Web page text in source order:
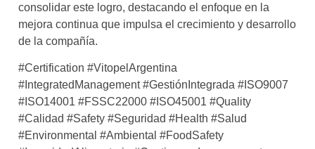
consolidar este logro, destacando el enfoque en la
mejora continua que impulsa el crecimiento y desarrollo
de la compañía.
#Certification #VitopelArgentina
#IntegratedManagement #GestiónIntegrada #ISO9007
#ISO14001 #FSSC22000 #ISO45001 #Quality
#Calidad #Safety #Seguridad #Health #Salud
#Environmental #Ambiental #FoodSafety